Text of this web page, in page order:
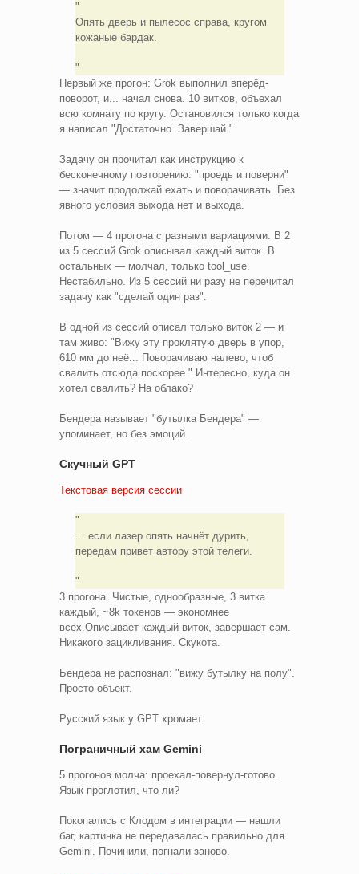
Опять дверь и пылесос справа, кругом
кожаные бардак.
Первый же прогон: Grok выполнил вперёд-
поворот, и... начал снова. 10 витков, объехал
всю комнату по кругу. Остановился только когда
я написал "Достаточно. Завершай."
Задачу он прочитал как инструкцию к
бесконечному повторению: "проедь и поверни"
— значит продолжай ехать и поворачивать. Без
явного условия выхода нет и выхода.
Потом — 4 прогона с разными вариациями. В 2
из 5 сессий Grok описывал каждый виток. В
остальных — молчал, только tool_use.
Нестабильно. Из 5 сессий ни разу не перечитал
задачу как "сделай один раз".
В одной из сессий описал только виток 2 — и
там живо: "Вижу эту проклятую дверь в упор,
610 мм до неё... Поворачиваю налево, чтоб
свалить отсюда поскорее." Интересно, куда он
хотел свалить? На облако?
Бендера называет "бутылка Бендера" —
упоминает, но без эмоций.
Скучный GPT
Текстовая версия сессии
... если лазер опять начнёт дурить,
передам привет автору этой телеги.
3 прогона. Чистые, однообразные, 3 витка
каждый, ~8k токенов — экономнее
всех.Описывает каждый виток, завершает сам.
Никакого зацикливания. Скукота.
Бендера не распознал: "вижу бутылку на полу".
Просто объект.
Русский язык у GPT хромает.
Пограничный хам Gemini
5 прогонов молча: проехал-повернул-готово.
Язык проглотил, что ли?
Покопались с Клодом в интеграции — нашли
баг, картинка не передавалась правильно для
Gemini. Починили, погнали заново.